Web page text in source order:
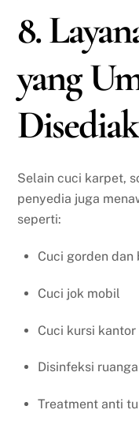
8.
yang
Selain cuci karpet,
penyedia juga
seperti:
Cuci gorden
Cuci jok mobil
Cuci kursi
Disinfeksi
Treatment anti